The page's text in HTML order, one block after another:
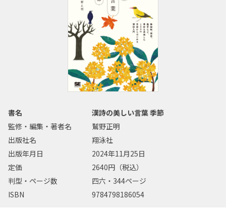
書名
漢詩の美しい言葉 季節
監修・編集・著者名
鷲野正明
出版社名
翔泳社
出版年月日
2024年11月25日
定価
2640円（税込）
判型・ページ数
四六・344ページ
ISBN
9784798186054